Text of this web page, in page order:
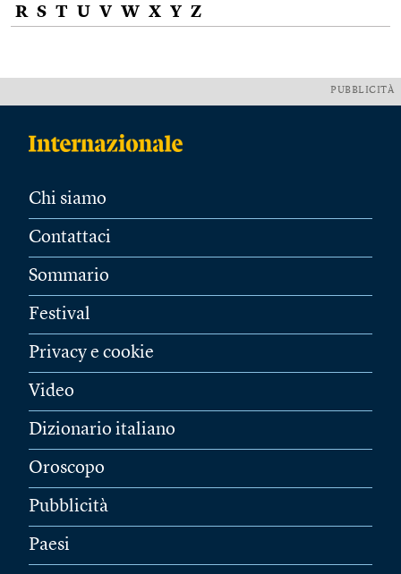
R S T U V W X Y Z
PUBBLICITÀ
Chi siamo
Contattaci
Sommario
Festival
Privacy e cookie
Video
Dizionario italiano
Oroscopo
Pubblicità
Paesi